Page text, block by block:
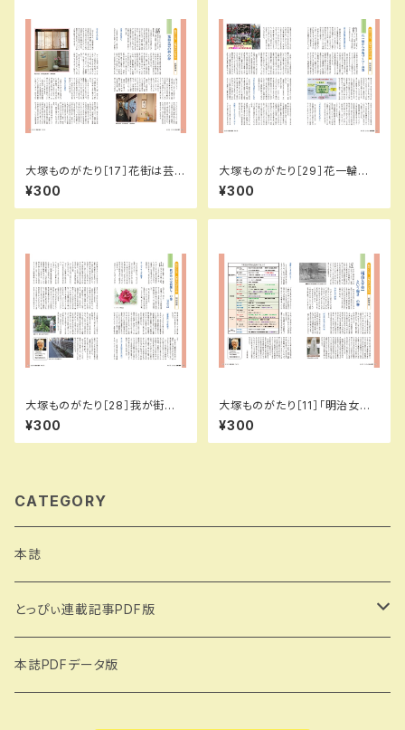
大塚ものがたり［17］花街は芸の
街…の巻／城所信英（とっぴぃ1
24号）
¥300
大塚ものがたり［29］花一輪から
の街づくり…の巻／城所信英（と
っぴぃ136号）
¥300
大塚ものがたり［28］我が街の
宝物探し…の巻【其の弐】／城所
信英（とっぴぃ135号）
¥300
大塚ものがたり［11］「明治女学
校」という輝き…の巻／城所信
英（とっぴぃ118号）
¥300
CATEGORY
本誌
とっぴぃ連載記事PDF版
大塚ものがたり（著：城所信英）
本誌PDFデータ版